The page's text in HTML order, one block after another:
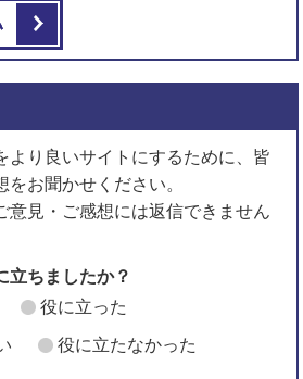
より良いサイトにするために、皆
お聞かせください。
意見・ご感想には返信できません
立ちましたか？
役に立った
役に立たなかった